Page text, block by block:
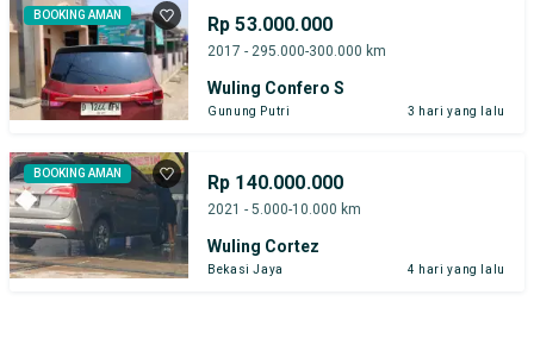
BOOKING AMAN Rp 53.000.000
2017 - 295.000-300.000 km
Wuling Confero S
Gunung Putri 3 hari yang lalu
BOOKING AMAN Rp 140.000.000
2021 - 5.000-10.000 km
Wuling Cortez
Bekasi Jaya 4 hari yang lalu